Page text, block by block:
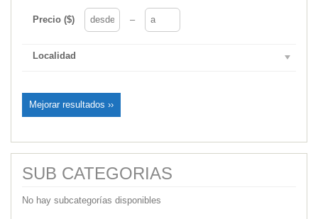
Precio ($) –
Localidad
Mejorar resultados ››
SUB CATEGORIAS
No hay subcategorías disponibles